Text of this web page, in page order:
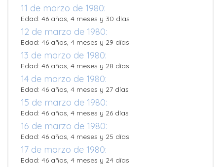
11 de marzo de 1980:
Edad: 46 años, 4 meses y 30 días
12 de marzo de 1980:
Edad: 46 años, 4 meses y 29 días
13 de marzo de 1980:
Edad: 46 años, 4 meses y 28 días
14 de marzo de 1980:
Edad: 46 años, 4 meses y 27 días
15 de marzo de 1980:
Edad: 46 años, 4 meses y 26 días
16 de marzo de 1980:
Edad: 46 años, 4 meses y 25 días
17 de marzo de 1980:
Edad: 46 años, 4 meses y 24 días